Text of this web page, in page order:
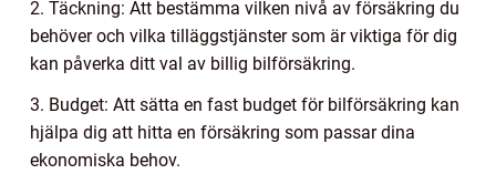
2. Täckning: Att bestämma vilken nivå av försäkring du
behöver och vilka tilläggstjänster som är viktiga för dig
kan påverka ditt val av billig bilförsäkring.
3. Budget: Att sätta en fast budget för bilförsäkring kan
hjälpa dig att hitta en försäkring som passar dina
ekonomiska behov.